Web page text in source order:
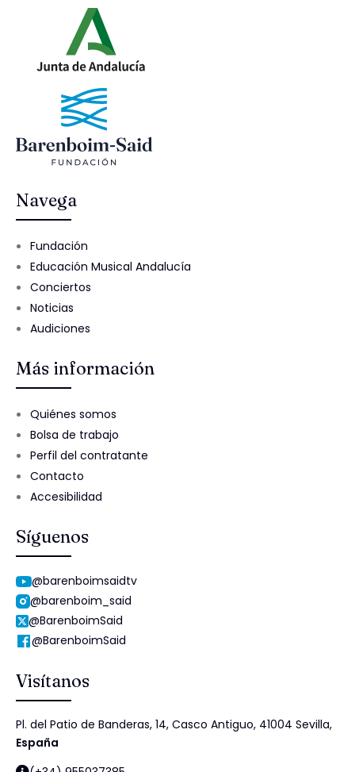
Navega
Fundación
Educación Musical Andalucía
Conciertos
Noticias
Audiciones
Más información
Quiénes somos
Bolsa de trabajo
Perfil del contratante
Contacto
Accesibilidad
Síguenos
@barenboimsaidtv
@barenboim_said
@BarenboimSaid
@BarenboimSaid
Visítanos
Pl. del Patio de Banderas, 14, Casco Antiguo, 41004 Sevilla,
España